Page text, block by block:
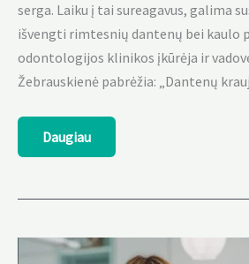
serga. Laiku į tai sureagavus, galima
išvengti rimtesnių dantenų bei kaulo
odontologijos klinikos įkūrėja ir
Žebrauskienė pabrėžia: „Dantenų
Kodėl
kraujuoja
ką
daryti
Daugiau